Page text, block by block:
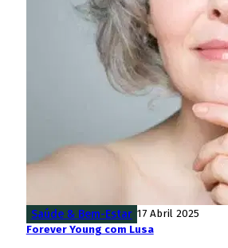
Saúde & Bem-Estar 17 Abril 2025
Forever Young com Lusa